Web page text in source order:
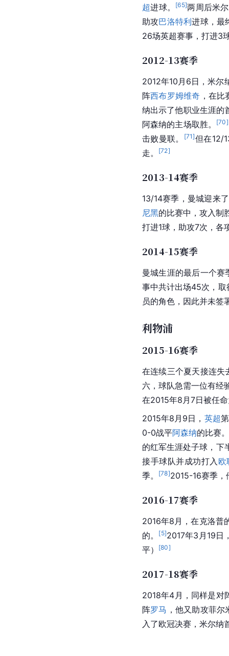
超进球。 [65]两周后米
助攻巴洛特利进球，最
26场英超赛事，打进3
2012-13赛季
2012年10月6日，米尔
阵西布罗姆维奇 ，在
纳出示了他职业生涯的
阿森纳的主场取胜。
[70]
击败曼联。
[71]但在12/
走。
[72]
2013-14赛季
13/14赛季，曼城迎来了
尼黑的比赛中，攻入制
打进1球，助攻7次，各
2014-15赛季
曼城生涯的最后一个
事中共计出场45次，
员的角色，因此并未签
利物浦
2015-16赛季
在连续三个夏天接连失
六，球队急需一位有经
在2015年8月7日被任
2015年8月9日， 英超
0-0战平阿森纳的比赛
的红军生涯处子球，下
接手球队并成功打入 欧
季。
[78]2015-16赛季，
2016-17赛季
2016年8月，在克洛普
的。
[5]2017年3月19日
平）
[80]
2017-18赛季
2018年4月，同样是对
阵罗马 ，他又助攻菲尔
入了欧冠决赛， 米尔纳